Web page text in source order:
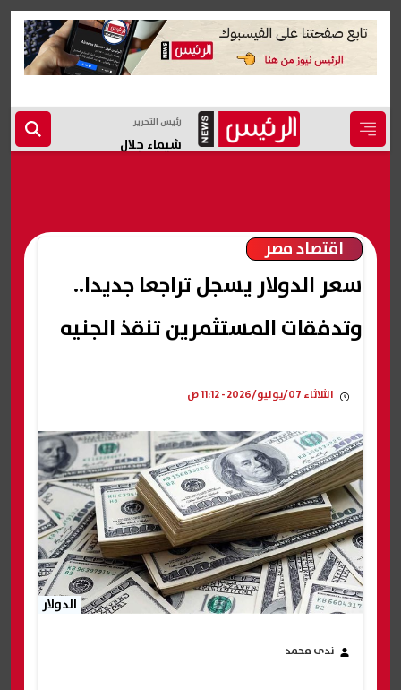
رئيس التحرير
شيماء جلال
اقتصاد مصر
سعر الدولار يسجل تراجعا جديدا..
وتدفقات المستثمرين تنقذ الجنيه
الثلاثاء 07/يوليو/2026 - 11:12 ص
الدولار
ندى محمد